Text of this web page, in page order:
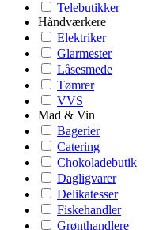
Telebutikker
Håndværkere
Elektriker
Glarmester
Låsesmede
Tømrer
VVS
Mad & Vin
Bagerier
Catering
Chokoladebutik
Dagligvarer
Delikatesser
Fiskehandler
Grønthandlere